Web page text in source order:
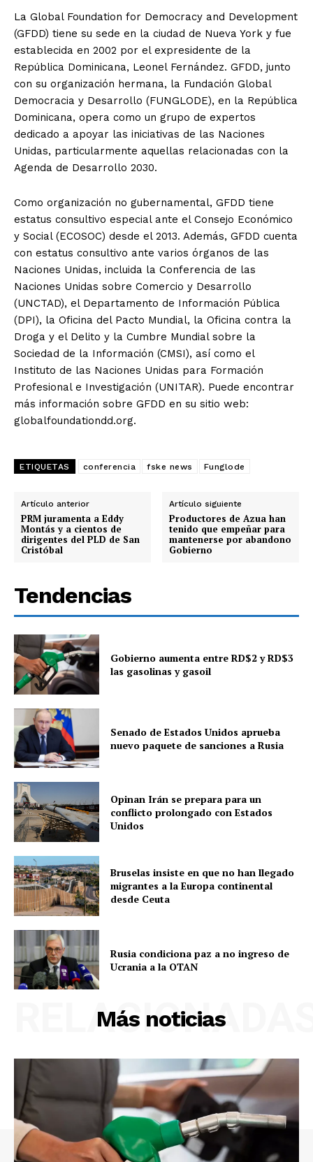
La Global Foundation for Democracy and Development
(GFDD) tiene su sede en la ciudad de Nueva York y fue
establecida en 2002 por el expresidente de la
República Dominicana, Leonel Fernández. GFDD, junto
con su organización hermana, la Fundación Global
Democracia y Desarrollo (FUNGLODE), en la República
Dominicana, opera como un grupo de expertos
dedicado a apoyar las iniciativas de las Naciones
Unidas, particularmente aquellas relacionadas con la
Agenda de Desarrollo 2030.
Como organización no gubernamental, GFDD tiene
estatus consultivo especial ante el Consejo Económico
y Social (ECOSOC) desde el 2013. Además, GFDD cuenta
con estatus consultivo ante varios órganos de las
Naciones Unidas, incluida la Conferencia de las
Naciones Unidas sobre Comercio y Desarrollo
(UNCTAD), el Departamento de Información Pública
(DPI), la Oficina del Pacto Mundial, la Oficina contra la
Droga y el Delito y la Cumbre Mundial sobre la
Sociedad de la Información (CMSI), así como el
Instituto de las Naciones Unidas para Formación
Profesional e Investigación (UNITAR). Puede encontrar
más información sobre GFDD en su sitio web:
globalfoundationdd.org.
ETIQUETAS conferencia fske news Funglode
Artículo anterior
PRM juramenta a Eddy
Montás y a cientos de
dirigentes del PLD de San
Cristóbal
Artículo siguiente
Productores de Azua han
tenido que empeñar para
mantenerse por abandono
Gobierno
Tendencias
Gobierno aumenta entre RD$2 y RD$3
las gasolinas y gasoil
Senado de Estados Unidos aprueba
nuevo paquete de sanciones a Rusia
Opinan Irán se prepara para un
conflicto prolongado con Estados
Unidos
Bruselas insiste en que no han llegado
migrantes a la Europa continental
desde Ceuta
Rusia condiciona paz a no ingreso de
Ucrania a la OTAN
Más noticias